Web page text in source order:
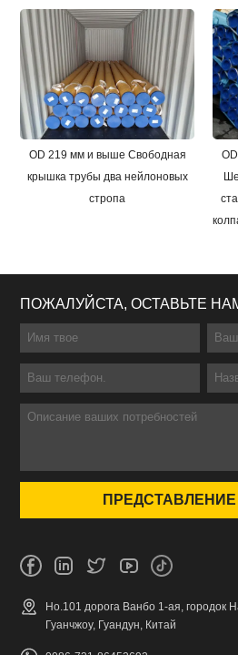
OD 219 мм и выше Свободная
крышка трубы два нейлоновых
стропа
ПОЖАЛУЙСТА, ОСТАВЬТЕ
Но.101 дорога Ванбо 1-ая, городок
Гуанчжоу, Гуандун, Китай